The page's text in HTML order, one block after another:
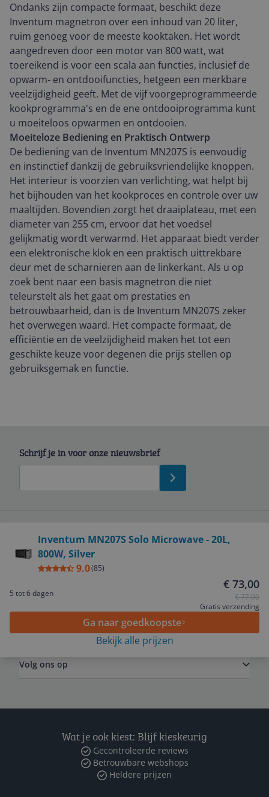
Ondanks zijn compacte formaat, beschikt deze
Inventum magnetron over een inhoud van 20 liter,
ruim genoeg voor de meeste kooktaken. Het wordt
aangedreven door een motor van 800 watt, wat
toereikend is voor een scala aan functies, inclusief de
opwarm- en ontdooifuncties, hetgeen een merkbare
veelzijdigheid geeft. Met de vijf voorgeprogrammeerde
kookprogramma's en de ene ontdooiprogramma kunt
u moeiteloos opwarmen en ontdooien.
Moeiteloze Bediening en Praktisch Ontwerp
De bediening van de Inventum MN207S is eenvoudig
en instinctief dankzij de gebruiksvriendelijke knoppen.
Het interieur is voorzien van verlichting, wat helpt bij
het bijhouden van het kookproces en controle over uw
maaltijden. Bovendien zorgt het draaiplateau, met een
diameter van 255 cm, ervoor dat het voedsel
gelijkmatig wordt verwarmd. Het apparaat biedt verder
een elektronische klok en een praktisch uittrekbare
deur met de scharnieren aan de linkerkant. Als u op
zoek bent naar een basis magnetron die niet
teleurstelt als het gaat om prestaties en
betrouwbaarheid, dan is de Inventum MN207S zeker
het overwegen waard. Het compacte formaat, de
efficiëntie en de veelzijdigheid maken het tot een
geschikte keuze voor degenen die prijs stellen op
gebruiksgemak en functie.
Inventum MN207S Solo Microwave - 20L,
800W, Silver
9.0(85)
5 tot 6 dagen
€ 73,00
€ 77,00
Gratis verzending
Ga naar goedkoopste
Bekijk alle prijzen
Schrijf je in voor onze nieuwsbrief
Service
Volg ons op
Wat je ook kiest: Blijf kieskeurig
Gecontroleerde reviews
Betrouwbare webshops
Heldere prijzen